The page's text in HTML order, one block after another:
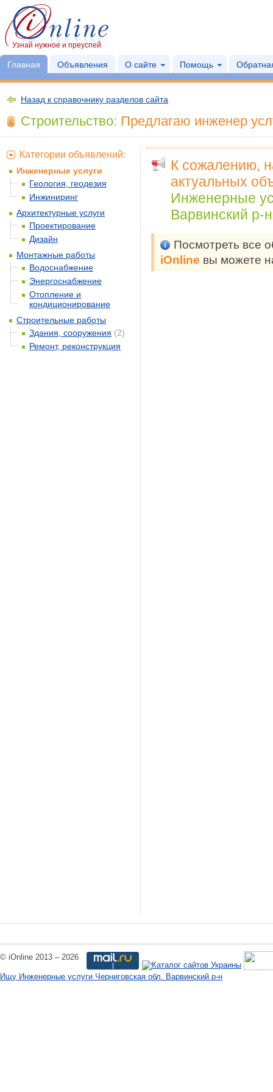
Узнай нужное и преуспей
Главная Объявления О сайте Помощь
Назад к справочнику разделов сайта
Строительство: Предлагаю инженер
К сожалению,
актуальных
Инженерные
Варвинский р-
Посмотреть все
iOnline вы можете
Категории объявлений:
Инженерные услуги
Геология, геодезия
Инжиниринг
Архитектурные услуги
Проектирование
Дизайн
Монтажные работы
Водоснабжение
Энергоснабжение
Отопление и
кондиционирование
Строительные работы
Здания, сооружения (2)
Ремонт, реконструкция
© iOnline 2013 – 2026
Ищу Инженерные услуги Черниговская обл. Варвинский р-н